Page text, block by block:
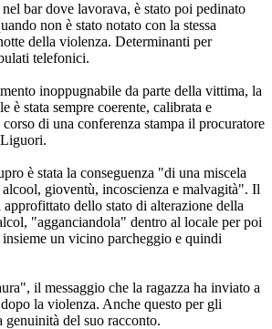
bar dove lavorava, è stato poi pedinato
non è stato notato con la stessa
della violenza. Determinanti per
telefonici.
inoppugnabile da parte della vittima, la
è stata sempre coerente, calibrata e
di una conferenza stampa il procuratore
è stata la conseguenza "di una miscela
alcool, gioventù, incoscienza e malvagità". Il
dello stato di alterazione della
"agganciandola" dentro al locale per poi
un vicino parcheggio e quindi
il messaggio che la ragazza ha inviato a
la violenza. Anche questo per gli
genuinità del suo racconto.